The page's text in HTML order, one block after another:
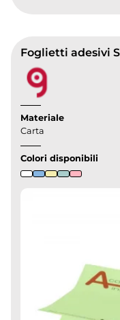
Materiale
Carta
Colori disponibili